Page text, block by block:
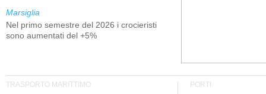
Marsiglia
Nel primo semestre del 2026 i crocieristi
sono aumentati del +5%
TRASPORTO MARITTIMO PORTI